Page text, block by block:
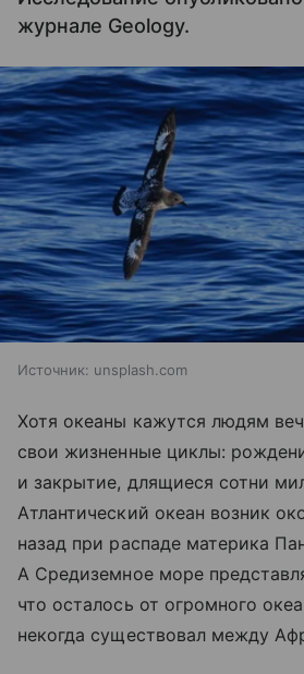
журнале Geology.
Источник: unsplash.com
Хотя океаны кажутся людям
свои жизненные циклы:
и закрытие, длящиеся сотни
Атлантический океан возник
назад при распаде материка
А Средиземное море
что осталось от огромного
некогда существовал между